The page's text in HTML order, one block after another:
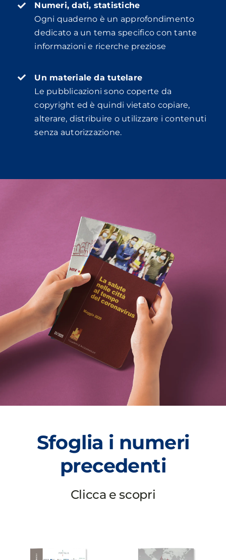
Numeri, dati, statistiche
Ogni quaderno è un approfondimento
dedicato a un tema specifico con tante
informazioni e ricerche preziose
Un materiale da tutelare
Le pubblicazioni sono coperte da
copyright ed è quindi vietato copiare,
alterare, distribuire o utilizzare i contenuti
senza autorizzazione.
Sfoglia i numeri
precedenti
Clicca e scopri